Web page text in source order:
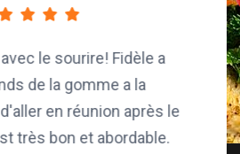
le sourire! Fidèle a
de la gomme a la
en réunion après le
très bon et abordable.